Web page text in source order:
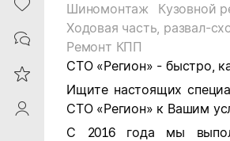
Heart
Contacts
Reviews
ProfileSaby
Шиномонтаж Кузовной
Ходовая часть, развал-
Ремонт КПП
СТО «Регион» - быстро,
Ищите настоящих
СТО «Регион» к Вашим
С 2016 года мы